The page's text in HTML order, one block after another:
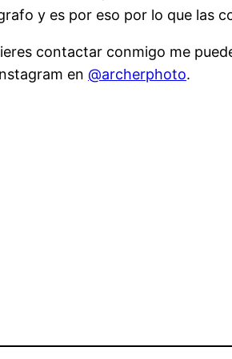
y es por eso por lo que las
contactar conmigo me
en @archerphoto.